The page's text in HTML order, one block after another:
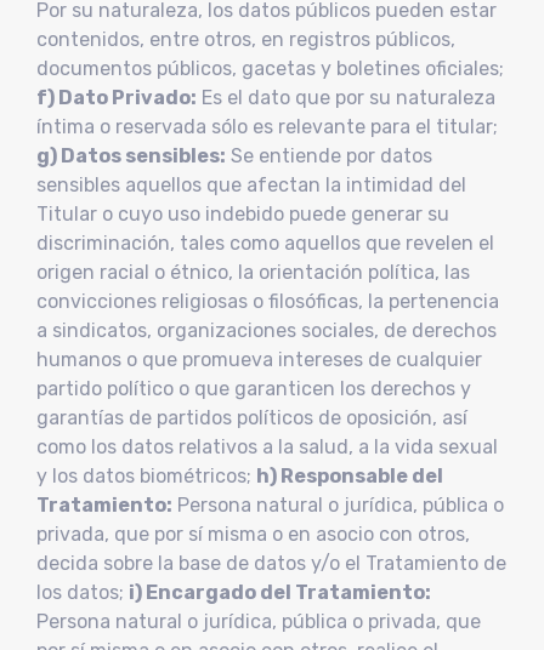
Por su naturaleza, los datos públicos pueden estar
contenidos, entre otros, en registros públicos,
documentos públicos, gacetas y boletines oficiales;
f) Dato Privado: Es el dato que por su naturaleza
íntima o reservada sólo es relevante para el titular;
g) Datos sensibles: Se entiende por datos
sensibles aquellos que afectan la intimidad del
Titular o cuyo uso indebido puede generar su
discriminación, tales como aquellos que revelen el
origen racial o étnico, la orientación política, las
convicciones religiosas o filosóficas, la pertenencia
a sindicatos, organizaciones sociales, de derechos
humanos o que promueva intereses de cualquier
partido político o que garanticen los derechos y
garantías de partidos políticos de oposición, así
como los datos relativos a la salud, a la vida sexual
y los datos biométricos; h) Responsable del
Tratamiento: Persona natural o jurídica, pública o
privada, que por sí misma o en asocio con otros,
decida sobre la base de datos y/o el Tratamiento de
los datos; i) Encargado del Tratamiento:
Persona natural o jurídica, pública o privada, que